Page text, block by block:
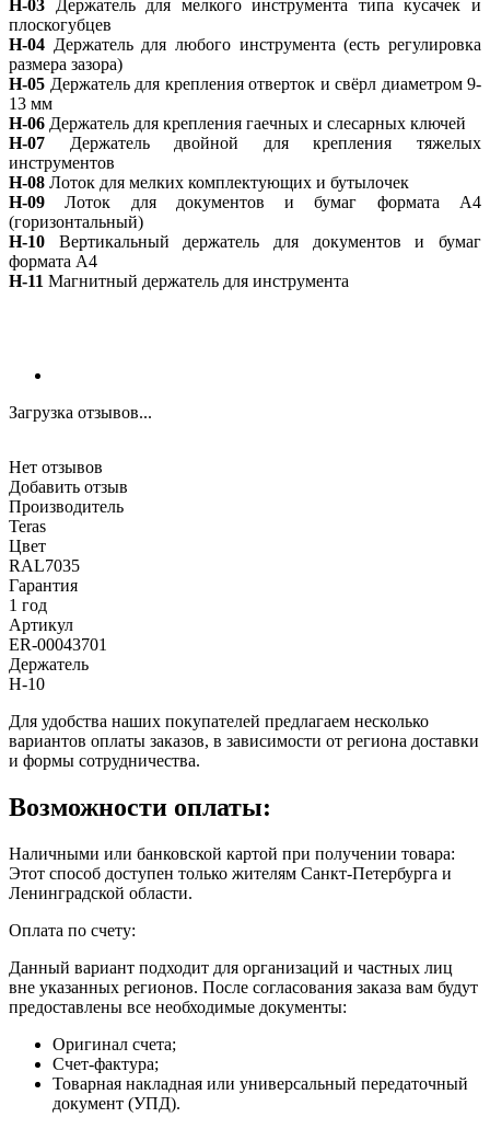
H-03 Держатель для мелкого инструмента типа кусачек и
плоскогубцев
H-04 Держатель для любого инструмента (есть регулировка
размера зазора)
H-05 Держатель для крепления отверток и свёрл диаметром 9-
13 мм
H-06 Держатель для крепления гаечных и слесарных ключей
H-07 Держатель двойной для крепления тяжелых
инструментов
H-08 Лоток для мелких комплектующих и бутылочек
H-09 Лоток для документов и бумаг формата А4
(горизонтальный)
H-10 Вертикальный держатель для документов и бумаг
формата А4
H-11 Магнитный держатель для инструмента
Загрузка отзывов...
Нет отзывов
Добавить отзыв
Производитель
Teras
Цвет
RAL7035
Гарантия
1 год
Артикул
ER-00043701
Держатель
H-10
Для удобства наших покупателей предлагаем несколько
вариантов оплаты заказов, в зависимости от региона доставки
и формы сотрудничества.
Возможности оплаты:
Наличными или банковской картой при получении товара:
Этот способ доступен только жителям Санкт-Петербурга и
Ленинградской области.
Оплата по счету:
Данный вариант подходит для организаций и частных лиц
вне указанных регионов. После согласования заказа вам будут
предоставлены все необходимые документы:
Оригинал счета;
Счет-фактура;
Товарная накладная или универсальный передаточный
документ (УПД).